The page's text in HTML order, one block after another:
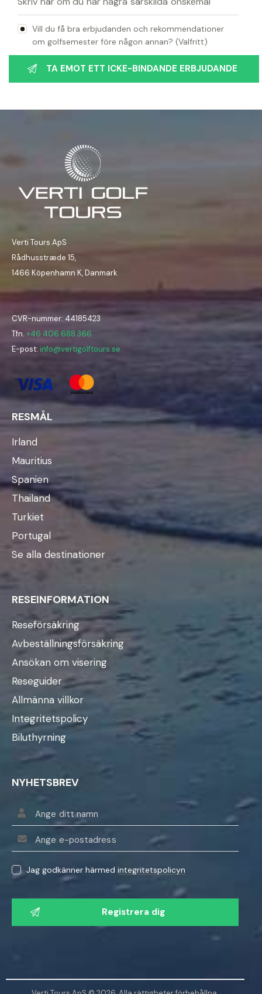
Vill du få bra erbjudanden och rekommendationer
om golfsemester före någon annan? (Valfritt)
Verti Tours ApS
Rådhusstræde 15,
1466 Köpenhamn K, Danmark
CVR-nummer: 44185423
Tfn. +46 406 688 366
E-post: info@vertigolftours.se
RESMÅL
Irland
Mauritius
Spanien
Thailand
Turkiet
Portugal
Se alla destinationer
RESEINFORMATION
Reseförsäkring
Avbeställningsförsäkring
Ansökan om visering
Reseguider
Allmänna villkor
Integritetspolicy
Biluthyrning
NYHETSBREV
Jag godkänner härmedintegritetspolicyn
V
n